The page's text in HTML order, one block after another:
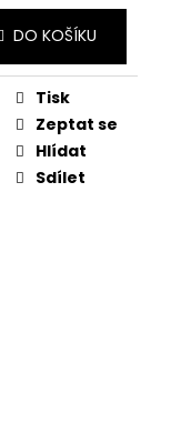
DO KOŠÍKU
Tisk
Zeptat se
Hlídat
Sdílet